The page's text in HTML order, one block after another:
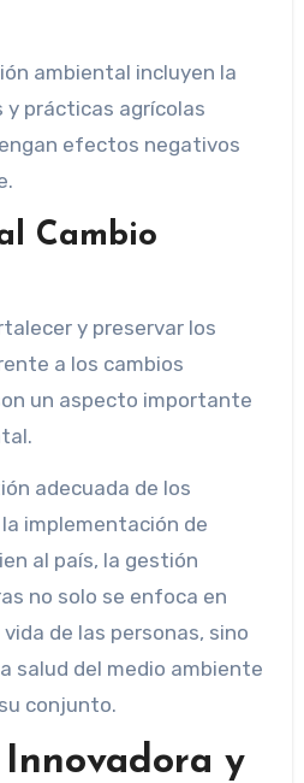
ambiental incluyen la
y prácticas agrícolas
efectos negativos
Cambio
y preservar los
a los cambios
un aspecto importante
adecuada de los
implementación de
al país, la gestión
no solo se enfoca en
de las personas, sino
salud del medio ambiente
conjunto.
y